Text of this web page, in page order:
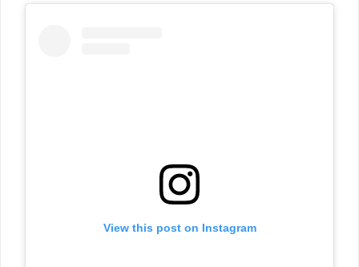
View this post on Instagram